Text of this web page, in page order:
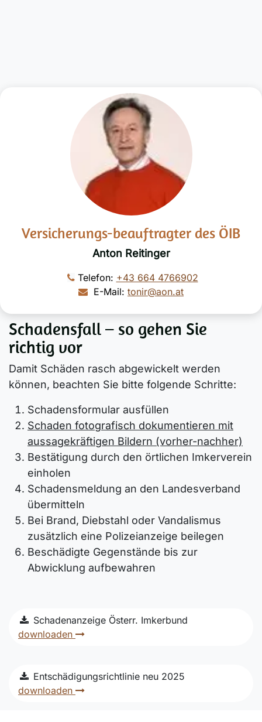
Versicherungs-beauftragter des ÖIB
Anton Reitinger
Telefon: +43 664 4766902
E-Mail: tonir@aon.at
Schadensfall – so gehen Sie
richtig vor
Damit Schäden rasch abgewickelt werden
können, beachten Sie bitte folgende Schritte:
Schadensformular ausfüllen
Schaden fotografisch dokumentieren mit
aussagekräftigen Bildern (vorher-nachher)
Bestätigung durch den örtlichen Imkerverein
einholen
Schadensmeldung an den Landesverband
übermitteln
Bei Brand, Diebstahl oder Vandalismus
zusätzlich eine Polizeianzeige beilegen
Beschädigte Gegenstände bis zur
Abwicklung aufbewahren
Schadenanzeige Österr. Imkerbund
downloaden
Entschädigungsrichtlinie neu 2025
downloaden